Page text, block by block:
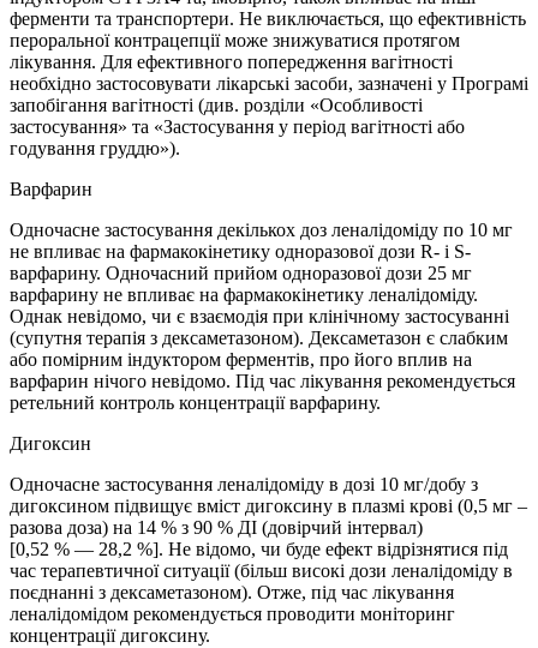
ферменти та транспортери. Не виключається, що ефективність
пероральної контрацепції може знижуватися протягом
лікування. Для ефективного попередження вагітності
необхідно застосовувати лікарські засоби, зазначені у Програмі
запобігання вагітності (див. розділи «Особливості
застосування» та «Застосування у період вагітності або
годування груддю»).
Варфарин
Одночасне застосування декількох доз леналідоміду по 10 мг
не впливає на фармакокінетику одноразової дози R- і S-
варфарину. Одночасний прийом одноразової дози 25 мг
варфарину не впливає на фармакокінетику леналідоміду.
Однак невідомо, чи є взаємодія при клінічному застосуванні
(супутня терапія з дексаметазоном). Дексаметазон є слабким
або помірним індуктором ферментів, про його вплив на
варфарин нічого невідомо. Під час лікування рекомендується
ретельний контроль концентрації варфарину.
Дигоксин
Одночасне застосування леналідоміду в дозі 10 мг/добу з
дигоксином підвищує вміст дигоксину в плазмі крові (0,5 мг –
разова доза) на 14 % з 90 % ДІ (довірчий інтервал)
[0,52 % — 28,2 %]. Не відомо, чи буде ефект відрізнятися під
час терапевтичної ситуації (більш високі дози леналідоміду в
поєднанні з дексаметазоном). Отже, під час лікування
леналідомідом рекомендується проводити моніторинг
концентрації дигоксину.